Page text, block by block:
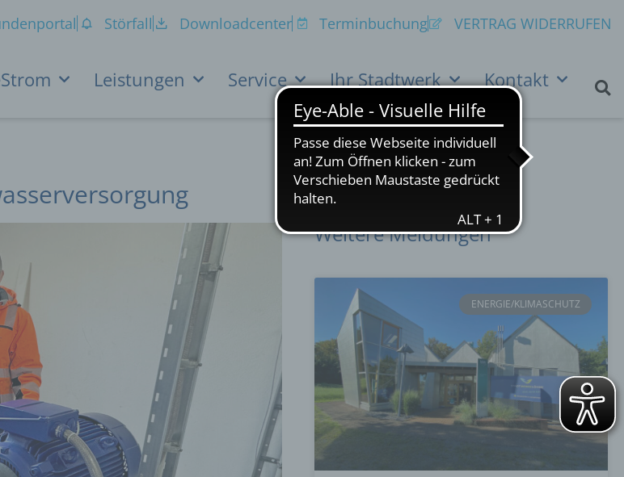
Störfall Downloadcenter Terminbuchung VERTRAG WIDERRUFEN
Leistungen Service Ihr Stadtwerk Kontakt
Weitere Meldungen
ENERGIE/KLIMASCHUTZ